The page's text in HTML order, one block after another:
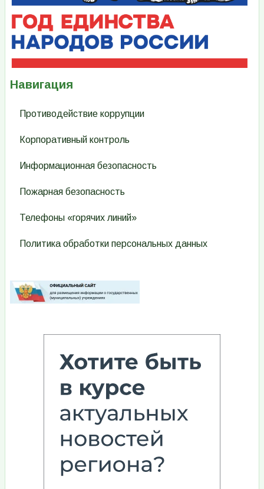
Навигация
Противодействие коррупции
Корпоративный контроль
Информационная безопасность
Пожарная безопасность
Телефоны «горячих линий»
Политика обработки персональных данных
Изображение